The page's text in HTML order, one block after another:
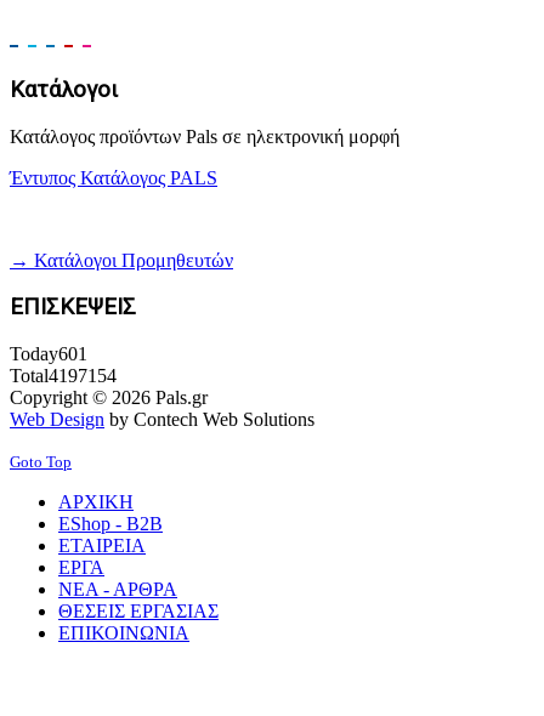
Κατάλογοι
Κατάλογος προϊόντων Pals σε ηλεκτρονική μορφή
Έντυπος Κατάλογος PALS
→ Κατάλογοι Προμηθευτών
ΕΠΙΣΚΕΨΕΙΣ
Today601
Total4197154
Copyright © 2026 Pals.gr
Web Design by Contech Web Solutions
Goto Top
ΑΡΧΙΚΗ
EShop - B2B
ΕΤΑΙΡΕΙΑ
ΕΡΓΑ
ΝΕΑ - ΑΡΘΡΑ
ΘΕΣΕΙΣ ΕΡΓΑΣΙΑΣ
ΕΠΙΚΟΙΝΩΝΙΑ